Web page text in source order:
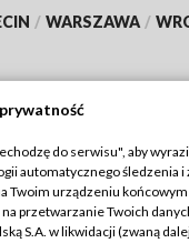
/ WARSZAWA /
TVP
Regulamin TVP
do serwisu", aby
automatycznego śledzenia i
Twoim urządzeniu końcowym
przetwarzanie Twoich
S.A. w likwidacji (zwaną